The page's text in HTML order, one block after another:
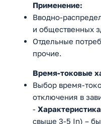
Применение:
Вводно-
и общественных
Отдельные
прочие.
Время-токовые
Выбор время-
отключения в
-
свыше 3-5 In) –